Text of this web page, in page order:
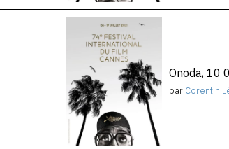
Onoda, 10
par Corentin